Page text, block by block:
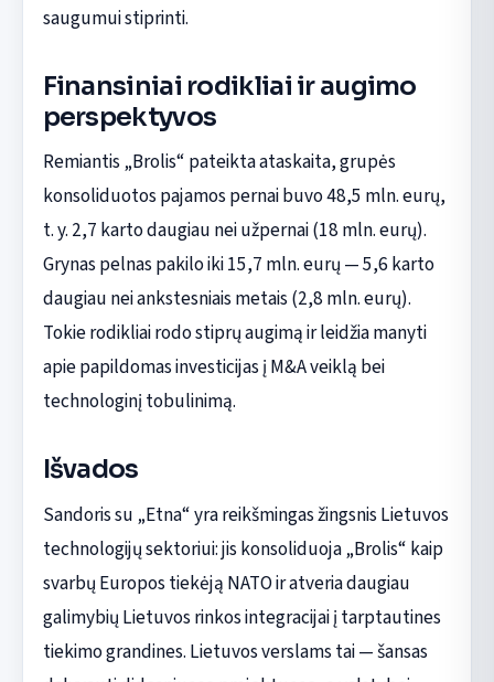
saugumui stiprinti.
Finansiniai rodikliai ir augimo
perspektyvos
Remiantis „Brolis“ pateikta ataskaita, grupės
konsoliduotos pajamos pernai buvo 48,5 mln. eurų,
t. y. 2,7 karto daugiau nei užpernai (18 mln. eurų).
Grynas pelnas pakilo iki 15,7 mln. eurų — 5,6 karto
daugiau nei ankstesniais metais (2,8 mln. eurų).
Tokie rodikliai rodo stiprų augimą ir leidžia manyti
apie papildomas investicijas į M&A veiklą bei
technologinį tobulinimą.
Išvados
Sandoris su „Etna“ yra reikšmingas žingsnis Lietuvos
technologijų sektoriui: jis konsoliduoja „Brolis“ kaip
svarbų Europos tiekėją NATO ir atveria daugiau
galimybių Lietuvos rinkos integracijai į tarptautines
tiekimo grandines. Lietuvos verslams tai — šansas